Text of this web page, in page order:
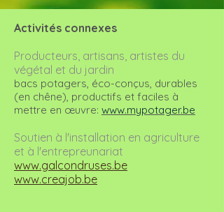
Activités connexes
Producteurs, artisans, artistes du
végétal et du jardin
bacs potagers, éco-conçus, durables
(en chêne), productifs et faciles à
mettre en œuvre: www.mypotager.be
Soutien à l'installation en agriculture
et à l'entrepreunariat
www.galcondruses.be
www.creajob.be